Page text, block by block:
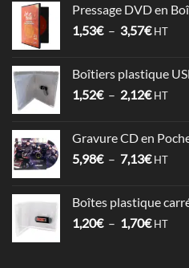
6,78€
à
Pressage DVD en
1,53€ – 3,57€Plage
1,53€
à
HT
Boîtiers plastique
1,52€ – 2,12€Plage
1,52€
à
HT
Gravure CD en
5,98€ – 7,13€Plage
5,98€
à
HT
Boîtes plastique
1,20€ – 1,70€Plage
HT